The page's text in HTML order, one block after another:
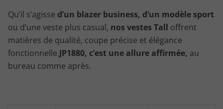
Qu’il s’agisse d’un blazer business, d’un modèle sport
ou d’une veste plus casual, nos vestes Tall offrent
matières de qualité, coupe précise et élégance
fonctionnelle.JP1880, c’est une allure affirmée, au
bureau comme après.